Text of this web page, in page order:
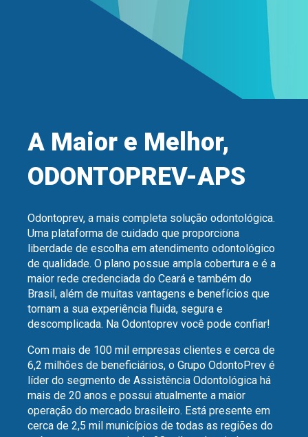
A Maior e Melhor,
ODONTOPREV-APS
Odontoprev, a mais completa solução odontológica.
Uma plataforma de cuidado que proporciona
liberdade de escolha em atendimento odontológico
de qualidade. O plano possue ampla cobertura e é a
maior rede credenciada do Ceará e também do
Brasil, além de muitas vantagens e benefícios que
tornam a sua experiência fluida, segura e
descomplicada. Na Odontoprev você pode confiar!
Com mais de 100 mil empresas clientes e cerca de
6,2 milhões de beneficiários, o Grupo OdontoPrev é
líder do segmento de Assistência Odontológica há
mais de 20 anos e possui atualmente a maior
operação do mercado brasileiro. Está presente em
cerca de 2,5 mil municípios de todas as regiões do